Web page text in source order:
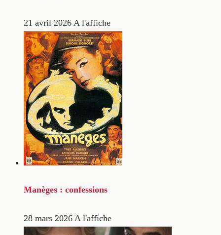
21 avril 2026 A l'affiche
Manèges : confessions
28 mars 2026 A l'affiche